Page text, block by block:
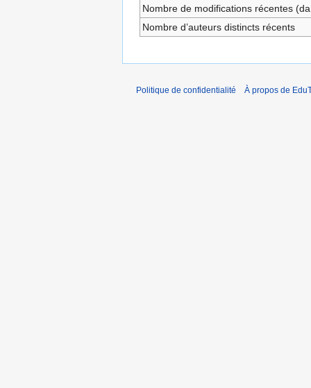
Nombre de modifications récentes
Nombre d’auteurs distincts récents
Politique de confidentialité À propos de